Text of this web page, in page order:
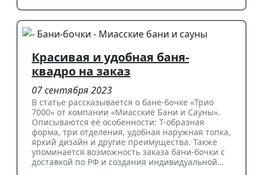
Красивая и удобная баня-
квадро на заказ
07 сентября 2023
В статье рассказывается о бане-бочке «Трио
7000» от компании «Миасские Бани и Сауны».
Описываются её особенности: Т-образная
форма, три отделения, удобная наружная топка,
яркий дизайн и другие преимущества. Также
упоминается возможность заказа бани-бочки с
доставкой по РФ и создания индивидуальной…